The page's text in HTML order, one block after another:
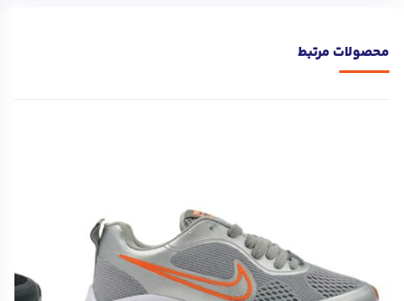
محصولات مرتبط